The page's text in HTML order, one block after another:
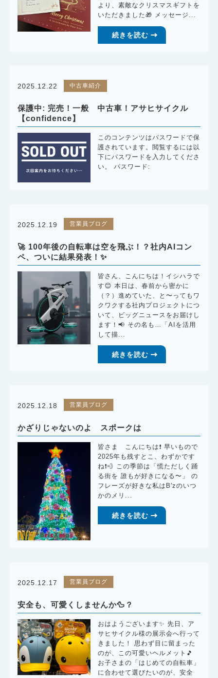
より、素敵なクリスマスギフトを
いただきました🎁 メッセージ...
続きを読む
2025.12.22 中古車紹介
保護中: 完売！一般 中古車！アサヒサイクル
【confidence】
このコンテンツはパスワードで保
護されています。閲覧するには以
下にパスワードを入力してくださ
い。 パスワード:
2025.12.19 営業員ブログ
🚀 100年後の自転車は空を飛ぶ！？社内AIコン
ペ、ついに結果発表！✨
皆さん、こんにちは！イシハラで
す😊 本日は、春前から密かに
（？）進めていた、と〜ってもワ
クワクする社内プロジェクトにつ
いて、ビッグニュースをお届けし
ます！📢 その名も…「AIを活用
して描...
続きを読む
2025.12.18 営業員ブログ
かざりじゃないのよ スポークは
皆さま こんにちは❗️ 早いもので
2025年も残すとこ、わずかです
ね❗️💨 この季節は「慌ただしく踊
る街を 誰もが好きになる〜」 の
フレーズが好きな私はB'zのいつ
かのメリ...
続きを読む
2025.12.17 営業員ブログ
安全も、可愛くしませんか🦆？
おはようございます✨ 先日、ア
サヒサイクル様の展示会へ行って
きました！ 思わず目に留まった
のが、この可愛いヘルメット🎵
お子さまの「はじめての自転車」
に合わせて選びたいのが、安全